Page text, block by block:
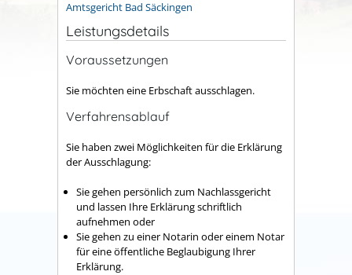
Amtsgericht Bad Säckingen
Leistungsdetails
Voraussetzungen
Sie möchten eine Erbschaft ausschlagen.
Verfahrensablauf
Sie haben zwei Möglichkeiten für die Erklärung
der Ausschlagung:
Sie gehen persönlich zum Nachlassgericht
und lassen Ihre Erklärung schriftlich
aufnehmen oder
Sie gehen zu einer Notarin oder einem Notar
für eine öffentliche Beglaubigung Ihrer
Erklärung.